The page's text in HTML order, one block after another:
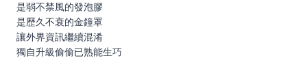
是弱不禁風的發泡膠
是歷久不衰的金鐘罩
讓外界資訊繼續混淆
獨自升級偷偷已熟能生巧